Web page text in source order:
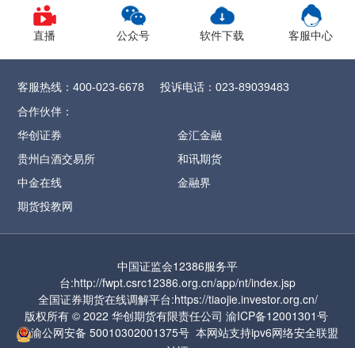
1、CY2609合约保证金调整为12%，SR
合约保证金调整为13%，
CF/OI/RM/SF/SM2609合约保证金调整为
14%，SH/UR2609合约保证金调整为15%，
FG
保证金调整为17%，
ZC2609合约保证金调整
为57%
2、MA2609合约保证金调整为17%，涨跌停
板幅度调整为9%
4、PL2609合约保证金调整为17%，涨跌停板
幅度调整为9%
5、PR2609合约保证金调整为17%，涨跌停
板幅度调整为9%
直播 公众号 软件下载 客服中心
客服热线：400-023-6678 投诉电话：023-89039483
合作伙伴：
华创证券
金汇金融
贵州白酒交易所
和讯期货
中金在线
金融界
期货投教网
中国证监会12386服务平
台:http://fwpt.csrc12386.org.cn/app/nt/index.jsp
全国证券期货在线调解平台:https://tiaojie.investor.org.cn/
版权所有 © 2022 华创期货有限责任公司 渝ICP备12001301号
渝公网安备 50010302001375号 本网站支持ipv6网络安全联盟